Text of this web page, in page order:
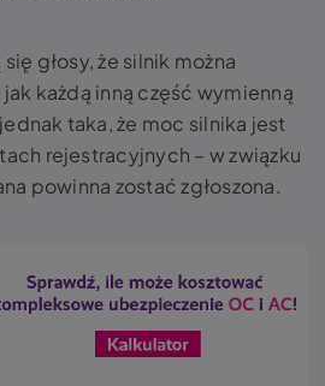
głosy, że silnik można
każdą inną część wymienną
taka, że moc silnika jest
rejestracyjnych – w związku
powinna zostać zgłoszona.